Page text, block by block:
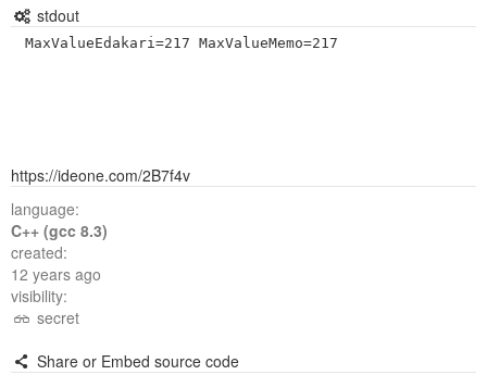
stdout
https://ideone.com/2B7f4v
language:
C++ (gcc 8.3)
created:
12 years ago
visibility:
secret
Share or Embed source code